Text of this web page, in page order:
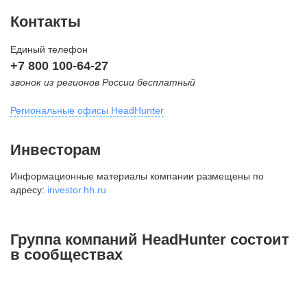
Контакты
Единый телефон
+7 800 100-64-27
звонок из регионов России бесплатный
Региональные офисы HeadHunter
внутригородская территория
Муниципальный округ Тверской,
2-я Брестская ул., д. 48,
+7 495 980-64-27
Инвесторам
Информационные материалы компании размещены по
адресу: investor.hh.ru
Группа компаний HeadHunter состоит
в сообществах